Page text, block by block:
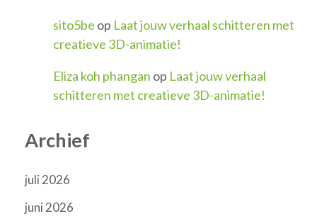
sito5be op Laat jouw verhaal schitteren met
creatieve 3D-animatie!
Eliza koh phangan op Laat jouw verhaal
schitteren met creatieve 3D-animatie!
Archief
juli 2026
juni 2026